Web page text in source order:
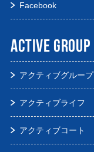
Facebook
ACTIVE GROUP
アクティブグループ
アクティブライフ
アクティブコート